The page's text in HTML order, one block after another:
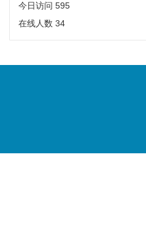
今日访问 595
在线人数 34